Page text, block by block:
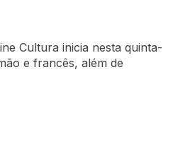
Cultura inicia nesta quinta-
e francês, além de